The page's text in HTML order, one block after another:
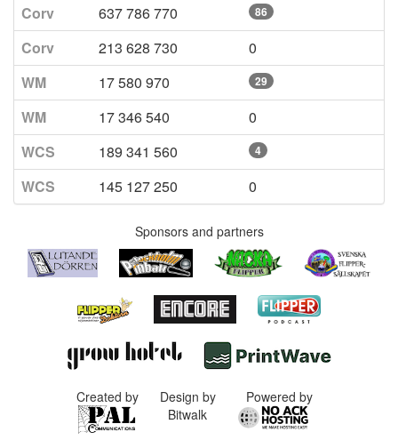
Corv
637 786 770 86
Corv 213 628 730
0
WM
17 580 970 29
WM 17 346 540
0
WCS
189 341 560 4
WCS 145 127 250 0
Sponsors and partners
Created by
Design by
Bitwalk
Powered by